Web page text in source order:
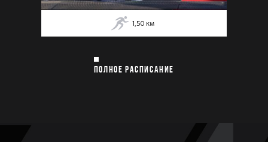
1,50 км
ПОЛНОЕ РАСПИСАНИЕ